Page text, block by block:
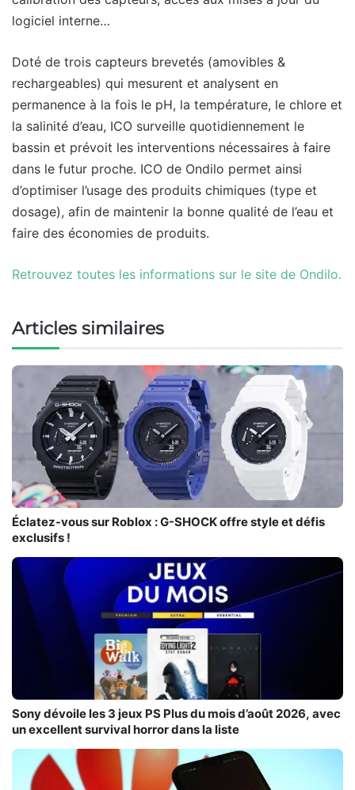
logiciel interne…
Doté de trois capteurs brevetés (amovibles &
rechargeables) qui mesurent et analysent en
permanence à la fois le pH, la température, le chlore et
la salinité d’eau, ICO surveille quotidiennement le
bassin et prévoit les interventions nécessaires à faire
dans le futur proche. ICO de Ondilo permet ainsi
d’optimiser l’usage des produits chimiques (type et
dosage), afin de maintenir la bonne qualité de l’eau et
faire des économies de produits.
Retrouvez toutes les informations sur le site de Ondilo.
Articles similaires
Éclatez-vous sur Roblox : G-SHOCK offre style et défis
exclusifs !
Sony dévoile les 3 jeux PS Plus du mois d’août 2026, avec
un excellent survival horror dans la liste